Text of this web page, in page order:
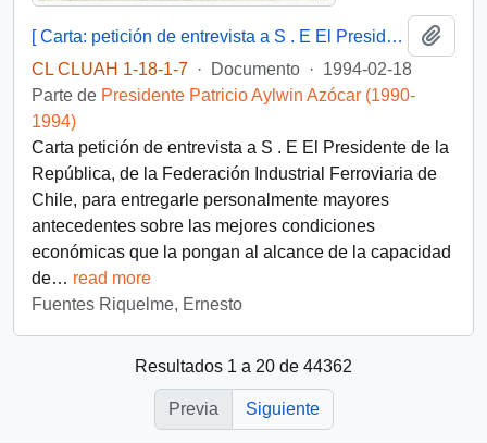
[ Carta: petición de entrevista a S . E El Presidente de la República, de la Federación Industrial Ferroviaria de Chile ]
CL CLUAH 1-18-1-7 · Documento · 1994-02-18
Parte de Presidente Patricio Aylwin Azócar (1990-
1994)
Carta petición de entrevista a S . E El Presidente de la
República, de la Federación Industrial Ferroviaria de
Chile, para entregarle personalmente mayores
antecedentes sobre las mejores condiciones
económicas que la pongan al alcance de la capacidad
de… read more
Fuentes Riquelme, Ernesto
Resultados 1 a 20 de 44362
Previa Siguiente